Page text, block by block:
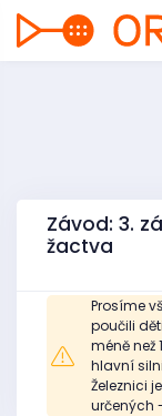
Závod: 3.
žactva
Prosíme
poučili
méně než
hlavní
Železnici
určených